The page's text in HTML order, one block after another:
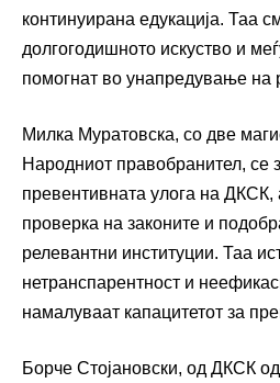
континуирана едукација. Таа
долгогодишното искуство и
помогнат во унапредување на
Милка Муратовска, со две
Народниот правобранител, се
превентивната улога на ДКСК,
проверка на законите и
релевантни институции. Таа
нетранспарентност и
намалуваат капацитетот за
Борче Стојановски, од ДКСК